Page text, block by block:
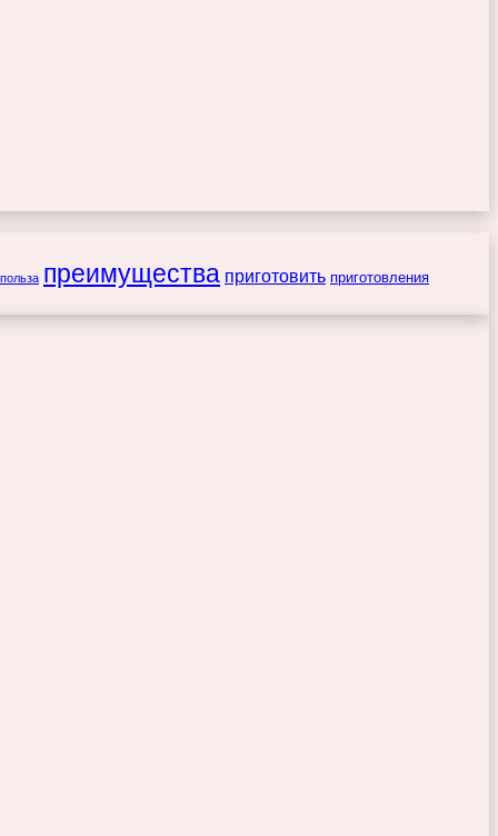
польза преимущества приготовить приготовления